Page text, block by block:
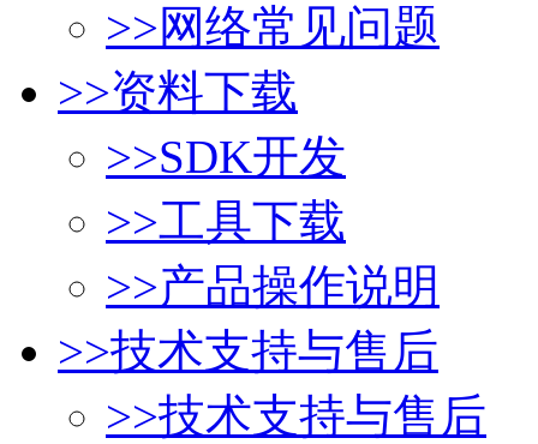
>>网络常见问题
>>资料下载
>>SDK开发
>>工具下载
>>产品操作说明
>>技术支持与售后
>>技术支持与售后